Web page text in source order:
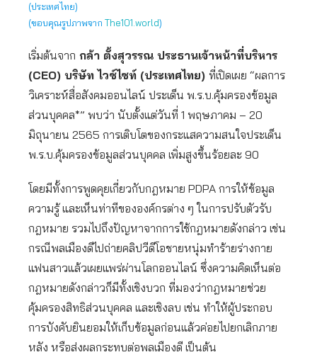
(ประเทศไทย)
(ขอบคุณรูปภาพจาก The101.world)
เริ่มต้นจาก กล้า ตั้งสุวรรณ ประธานเจ้าหน้าที่บริหาร
(CEO) บริษัท ไวซ์ไซท์ (ประเทศไทย) ที่เปิดเผย “ผลการ
วิเคราะห์สื่อสังคมออนไลน์ ประเด็น พ.ร.บ.คุ้มครองข้อมูล
ส่วนบุคคล*” พบว่า นับตั้งแต่วันที่ 1 พฤษภาคม – 20
มิถุนายน 2565 การเติบโตของกระแสความสนใจประเด็น
พ.ร.บ.คุ้มครองข้อมูลส่วนบุคคล เพิ่มสูงขึ้นร้อยละ 90
โดยมีทั้งการพูดคุยเกี่ยวกับกฎหมาย PDPA การให้ข้อมูล
ความรู้ และเห็นท่าทีขององค์กรต่าง ๆ ในการปรับตัวรับ
กฎหมาย รวมไปถึงปัญหาจากการใช้กฎหมายดังกล่าว เช่น
กรณีพลเมืองดีไปถ่ายคลิปวีดีโอชายหนุ่มทำร้ายร่างกาย
แฟนสาวแล้วเผยแพร่ผ่านโลกออนไลน์ ซึ่งความคิดเห็นต่อ
กฎหมายดังกล่าวก็มีทั้งเชิงบวก ที่มองว่ากฎหมายช่วย
คุ้มครองสิทธิส่วนบุคคล และเชิงลบ เช่น ทำให้ผู้ประกอบ
การบังคับยินยอมให้เก็บข้อมูลก่อนแล้วค่อยไปยกเลิกภาย
หลัง หรือส่งผลกระทบต่อพลเมืองดี เป็นต้น